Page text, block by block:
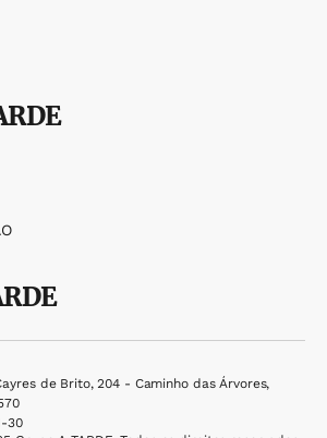
de Brito, 204 - Caminho das Árvores,
30